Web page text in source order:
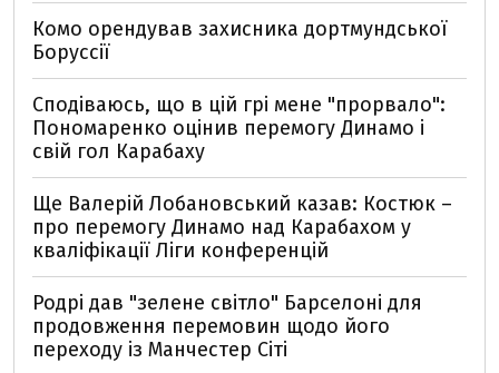
Комо орендував захисника дортмундської
Боруссії
Сподіваюсь, що в цій грі мене "прорвало":
Пономаренко оцінив перемогу Динамо і
свій гол Карабаху
Ще Валерій Лобановський казав: Костюк –
про перемогу Динамо над Карабахом у
кваліфікації Ліги конференцій
Родрі дав "зелене світло" Барселоні для
продовження перемовин щодо його
переходу із Манчестер Сіті